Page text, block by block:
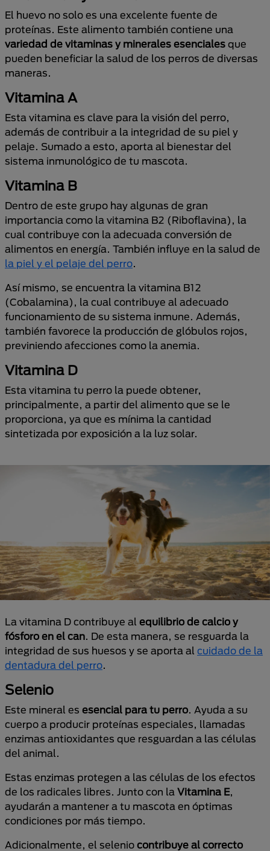
El huevo no solo es una excelente fuente de
proteínas. Este alimento también contiene una
variedad de vitaminas y minerales esenciales que
pueden beneficiar la salud de los perros de diversas
maneras.
Vitamina A
Esta vitamina es clave para la visión del perro,
además de contribuir a la integridad de su piel y
pelaje. Sumado a esto, aporta al bienestar del
sistema inmunológico de tu mascota.
Vitamina B
Dentro de este grupo hay algunas de gran
importancia como la vitamina B2 (Riboflavina), la
cual contribuye con la adecuada conversión de
alimentos en energía. También influye en la salud de
la piel y el pelaje del perro.
Así mismo, se encuentra la vitamina B12
(Cobalamina), la cual contribuye al adecuado
funcionamiento de su sistema inmune. Además,
también favorece la producción de glóbulos rojos,
previniendo afecciones como la anemia.
Vitamina D
Esta vitamina tu perro la puede obtener,
principalmente, a partir del alimento que se le
proporciona, ya que es mínima la cantidad
sintetizada por exposición a la luz solar.
La vitamina D contribuye al equilibrio de calcio y
fósforo en el can. De esta manera, se resguarda la
integridad de sus huesos y se aporta al cuidado de la
dentadura del perro.
Selenio
Este mineral es esencial para tu perro. Ayuda a su
cuerpo a producir proteínas especiales, llamadas
enzimas antioxidantes que resguardan a las células
del animal.
Estas enzimas protegen a las células de los efectos
de los radicales libres. Junto con la Vitamina E,
ayudarán a mantener a tu mascota en óptimas
condiciones por más tiempo.
Adicionalmente, el selenio contribuye al correcto